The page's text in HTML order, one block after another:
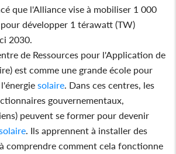
que l'Alliance vise à mobiliser 1 000
développer 1 térawatt (TW)
2030.
de Ressources pour l'Application de
est comme une grande école pour
solaire . Dans ces centres, les
gouvernementaux,
peuvent se former pour devenir
. Ils apprennent à installer des
comprendre comment cela fonctionne